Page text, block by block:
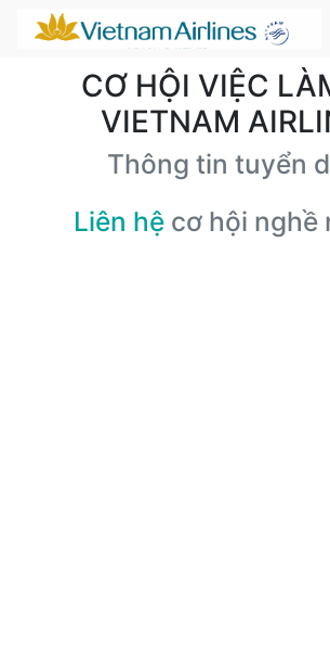
CƠ HỘI VIỆC
VIETNAM
Thông tin tuyển
Liên hệ cơ hội nghề